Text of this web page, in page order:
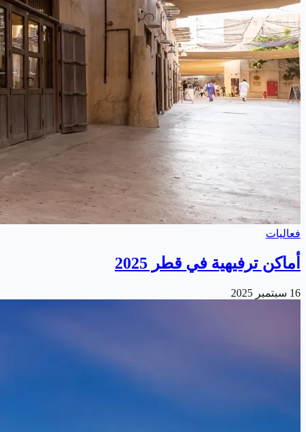
فعاليات
أماكن ترفيهية في قطر 2025
16 سبتمبر 2025